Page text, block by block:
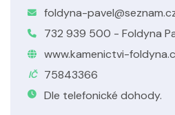
foldyna-
732 939 500 - Foldyna
www.kamenictvi-
IČ
75843366
Dle telefonické dohody.